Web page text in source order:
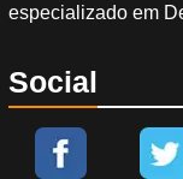
especializado em
Social